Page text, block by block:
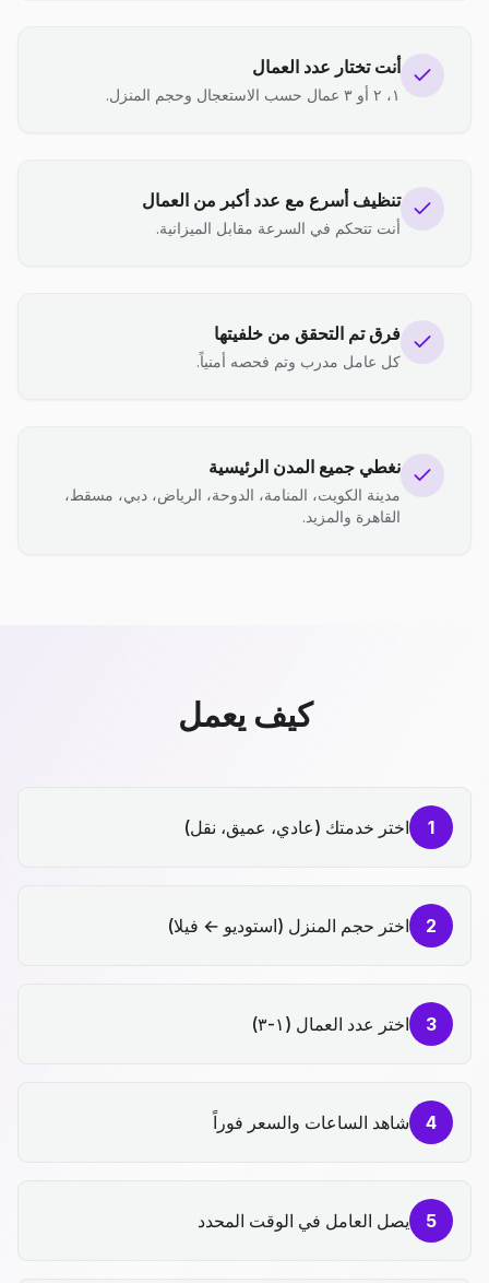
أنت تختار عدد العمال
١، ٢ أو ٣ عمال حسب الاستعجال وحجم المنزل.
تنظيف أسرع مع عدد أكبر من العمال
أنت تتحكم في السرعة مقابل الميزانية.
فرق تم التحقق من خلفيتها
كل عامل مدرب وتم فحصه أمنياً.
نغطي جميع المدن الرئيسية
مدينة الكويت، المنامة، الدوحة، الرياض، دبي، مسقط،
القاهرة والمزيد.
كيف يعمل
1 اختر خدمتك (عادي، عميق، نقل)
2 اختر حجم المنزل (استوديو ← فيلا)
3 اختر عدد العمال (١-٣)
4 شاهد الساعات والسعر فوراً
5 يصل العامل في الوقت المحدد